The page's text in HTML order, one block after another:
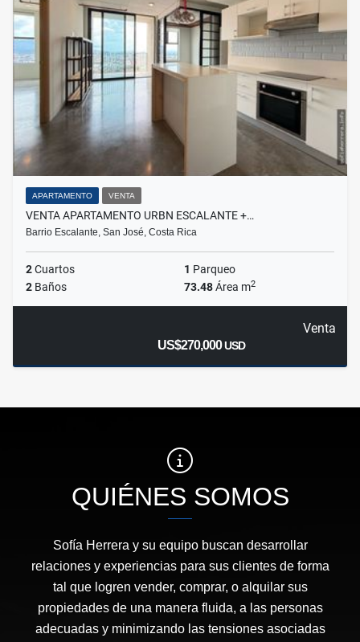
APARTAMENTO VENTA
VENTA APARTAMENTO URBN ESCALANTE +…
Barrio Escalante, San José, Costa Rica
2Cuartos 1 Parqueo
2 Baños 73.48Área m2
Venta
US$270,000USD
QUIÉNES SOMOS
Sofía Herrera y su equipo buscan desarrollar
relaciones y experiencias para sus clientes de forma
tal que logren vender, comprar, o alquilar sus
propiedades de una manera fluida, a las personas
adecuadas y minimizando las tensiones asociadas